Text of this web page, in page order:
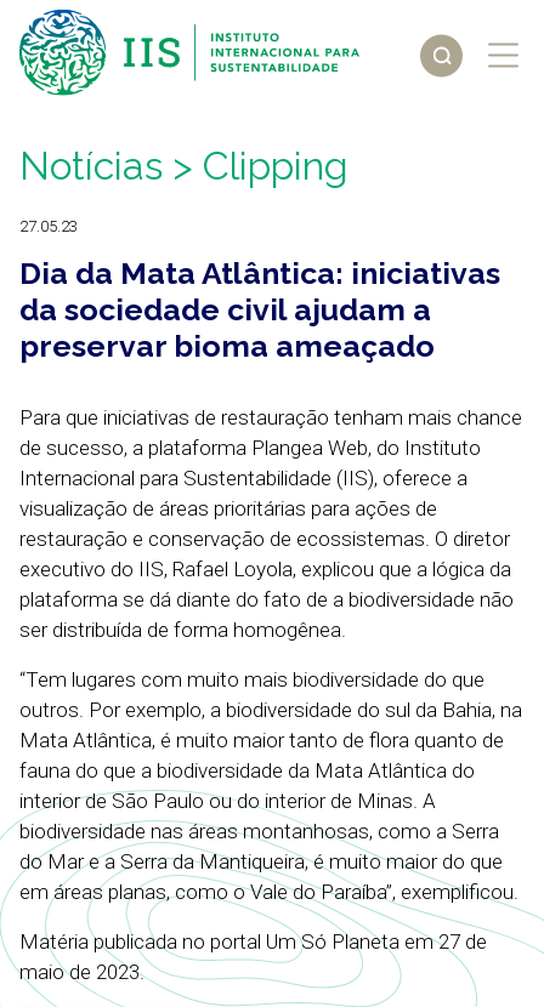
Notícias > Clipping
27.05.23
Dia da Mata Atlântica: iniciativas
da sociedade civil ajudam a
preservar bioma ameaçado
Para que iniciativas de restauração tenham mais chance
de sucesso, a plataforma Plangea Web, do Instituto
Internacional para Sustentabilidade (IIS), oferece a
visualização de áreas prioritárias para ações de
restauração e conservação de ecossistemas. O diretor
executivo do IIS, Rafael Loyola, explicou que a lógica da
plataforma se dá diante do fato de a biodiversidade não
ser distribuída de forma homogênea.
“Tem lugares com muito mais biodiversidade do que
outros. Por exemplo, a biodiversidade do sul da Bahia, na
Mata Atlântica, é muito maior tanto de flora quanto de
fauna do que a biodiversidade da Mata Atlântica do
interior de São Paulo ou do interior de Minas. A
biodiversidade nas áreas montanhosas, como a Serra
do Mar e a Serra da Mantiqueira, é muito maior do que
em áreas planas, como o Vale do Paraíba”, exemplificou.
Matéria publicada no portal Um Só Planeta em 27 de
maio de 2023.